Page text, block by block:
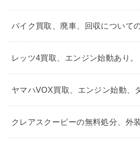
バイク買取、廃車、回収について
レッツ4買取、エンジン始動あり。
ヤマハVOX買取、エンジン始動、
クレアスクーピーの無料処分、外